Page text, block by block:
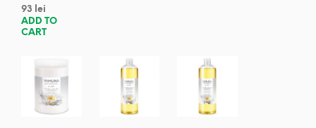
93
lei
ADD TO
CART